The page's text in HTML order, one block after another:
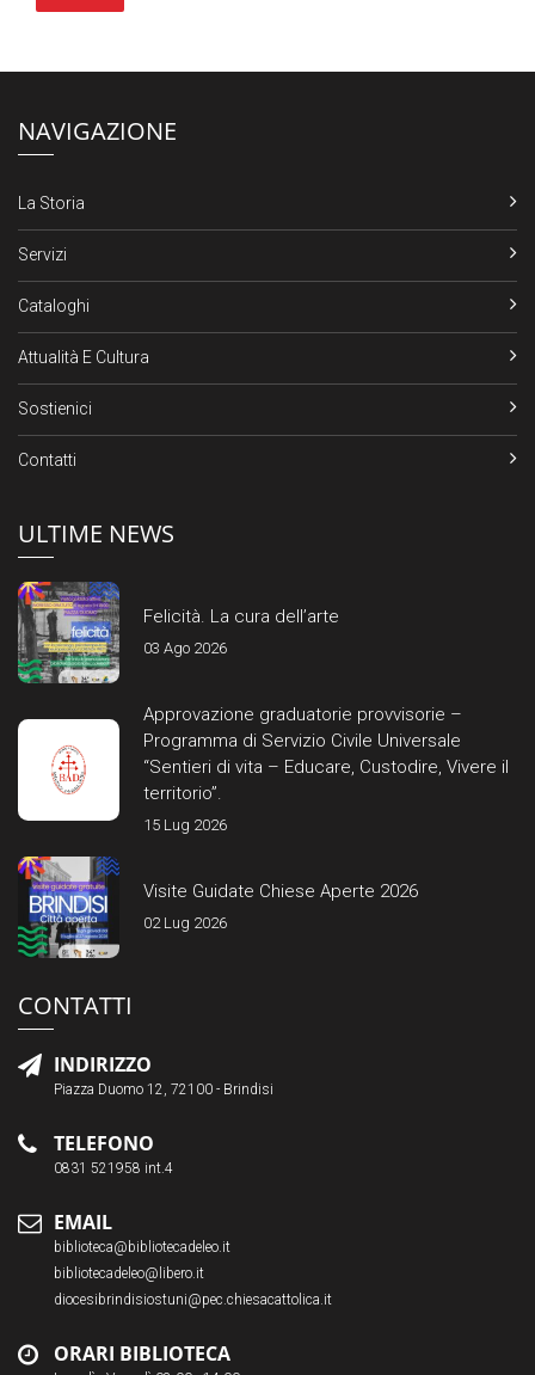
NAVIGAZIONE
La Storia
Servizi
Cataloghi
Attualità E Cultura
Sostienici
Contatti
ULTIME NEWS
Felicità. La cura dell’arte
03 Ago 2026
Approvazione graduatorie provvisorie –
Programma di Servizio Civile Universale
“Sentieri di vita – Educare, Custodire, Vivere il
territorio”.
15 Lug 2026
Visite Guidate Chiese Aperte 2026
02 Lug 2026
CONTATTI
INDIRIZZO
Piazza Duomo 12, 72100 - Brindisi
TELEFONO
0831 521958 int.4
EMAIL
biblioteca@bibliotecadeleo.it
bibliotecadeleo@libero.it
diocesibrindisiostuni@pec.chiesacattolica.it
ORARI BIBLIOTECA